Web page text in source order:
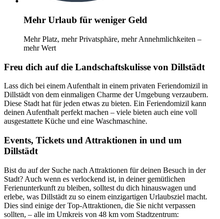
Mehr Urlaub für weniger Geld
Mehr Platz, mehr Privatsphäre, mehr Annehmlichkeiten –
mehr Wert
Freu dich auf die Landschaftskulisse von Dillstädt
Lass dich bei einem Aufenthalt in einem privaten Feriendomizil in
Dillstädt von dem einmaligen Charme der Umgebung verzaubern.
Diese Stadt hat für jeden etwas zu bieten. Ein Feriendomizil kann
deinen Aufenthalt perfekt machen – viele bieten auch eine voll
ausgestattete Küche und eine Waschmaschine.
Events, Tickets und Attraktionen in und um
Dillstädt
Bist du auf der Suche nach Attraktionen für deinen Besuch in der
Stadt? Auch wenn es verlockend ist, in deiner gemütlichen
Ferienunterkunft zu bleiben, solltest du dich hinauswagen und
erlebe, was Dillstädt zu so einem einzigartigen Urlaubsziel macht.
Dies sind einige der Top-Attraktionen, die Sie nicht verpassen
sollten, – alle im Umkreis von 48 km vom Stadtzentrum: